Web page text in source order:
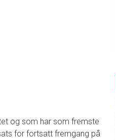
og som har som fremste
for fortsatt fremgang på